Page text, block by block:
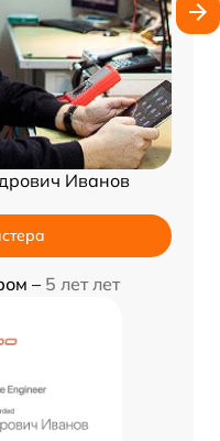
Иванов
– 5 лет лет